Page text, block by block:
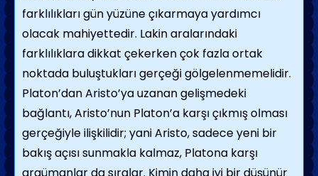
farklılıkları gün yüzüne çıkarmaya yardımcı
olacak mahiyettedir. Lakin aralarındaki
farklılıklara dikkat çekerken çok fazla ortak
noktada buluştukları gerçeği gölgelenmemelidir.
Platon’dan Aristo’ya uzanan gelişmedeki
bağlantı, Aristo’nun Platon’a karşı çıkmış olması
gerçeğiyle ilişkilidir; yani Aristo, sadece yeni bir
bakış açısı sunmakla kalmaz, Platona karşı